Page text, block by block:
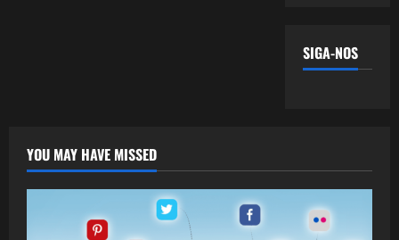
SIGA-NOS
YOU MAY HAVE MISSED